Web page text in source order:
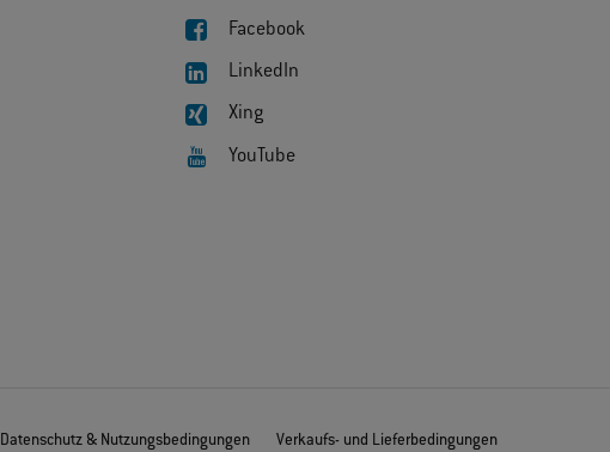
Facebook
LinkedIn
Xing
YouTube
Datenschutz & Nutzungsbedingungen Verkaufs- und Lieferbedingungen